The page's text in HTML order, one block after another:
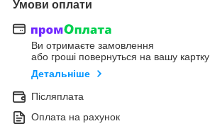
Умови оплати
Ви отримаєте замовлення
або гроші повернуться на вашу картку
Детальніше
Післяплата
Оплата на рахунок